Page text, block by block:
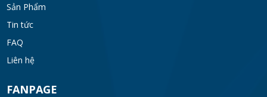
Sản Phẩm
Tin tức
FAQ
Liên hệ
FANPAGE